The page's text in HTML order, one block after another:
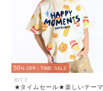
50% OFF | TIME SALE
BIT'Z
★タイムセール★楽しいテーマ